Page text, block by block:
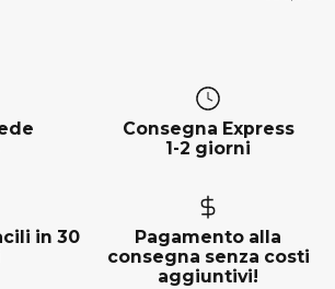
Consegna Express
1-2 giorni
in 30
Pagamento alla
consegna senza costi
aggiuntivi!